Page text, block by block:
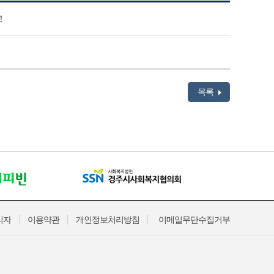
목록
이메일무단수집거부
개인정보처리방침
이용약관
자